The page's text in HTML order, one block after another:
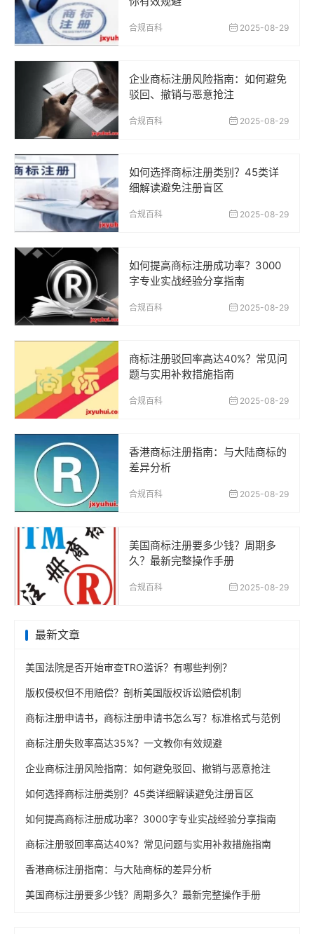
合规百科 2025-08-29
企业商标注册风险指南：如何避免
驳回、撤销与恶意抢注
合规百科 2025-08-29
如何选择商标注册类别？45类详
细解读避免注册盲区
合规百科 2025-08-29
如何提高商标注册成功率？3000
字专业实战经验分享指南
合规百科 2025-08-29
商标注册驳回率高达40%？常见问
题与实用补救措施指南
合规百科 2025-08-29
香港商标注册指南：与大陆商标的
差异分析
合规百科 2025-08-29
美国商标注册要多少钱？周期多
久？最新完整操作手册
合规百科 2025-08-29
最新文章
美国法院是否开始审查TRO滥诉？有哪些判例？
版权侵权但不用赔偿？剖析美国版权诉讼赔偿机制
商标注册申请书，商标注册申请书怎么写？标准格式与范例
商标注册失败率高达35%？一文教你有效规避
企业商标注册风险指南：如何避免驳回、撤销与恶意抢注
如何选择商标注册类别？45类详细解读避免注册盲区
如何提高商标注册成功率？3000字专业实战经验分享指南
商标注册驳回率高达40%？常见问题与实用补救措施指南
香港商标注册指南：与大陆商标的差异分析
美国商标注册要多少钱？周期多久？最新完整操作手册